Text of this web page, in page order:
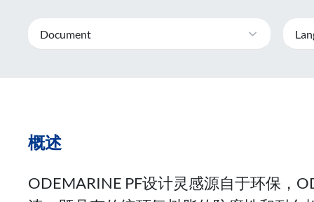
Document
概述
ODEMARINE PF设计灵感源自于环保，